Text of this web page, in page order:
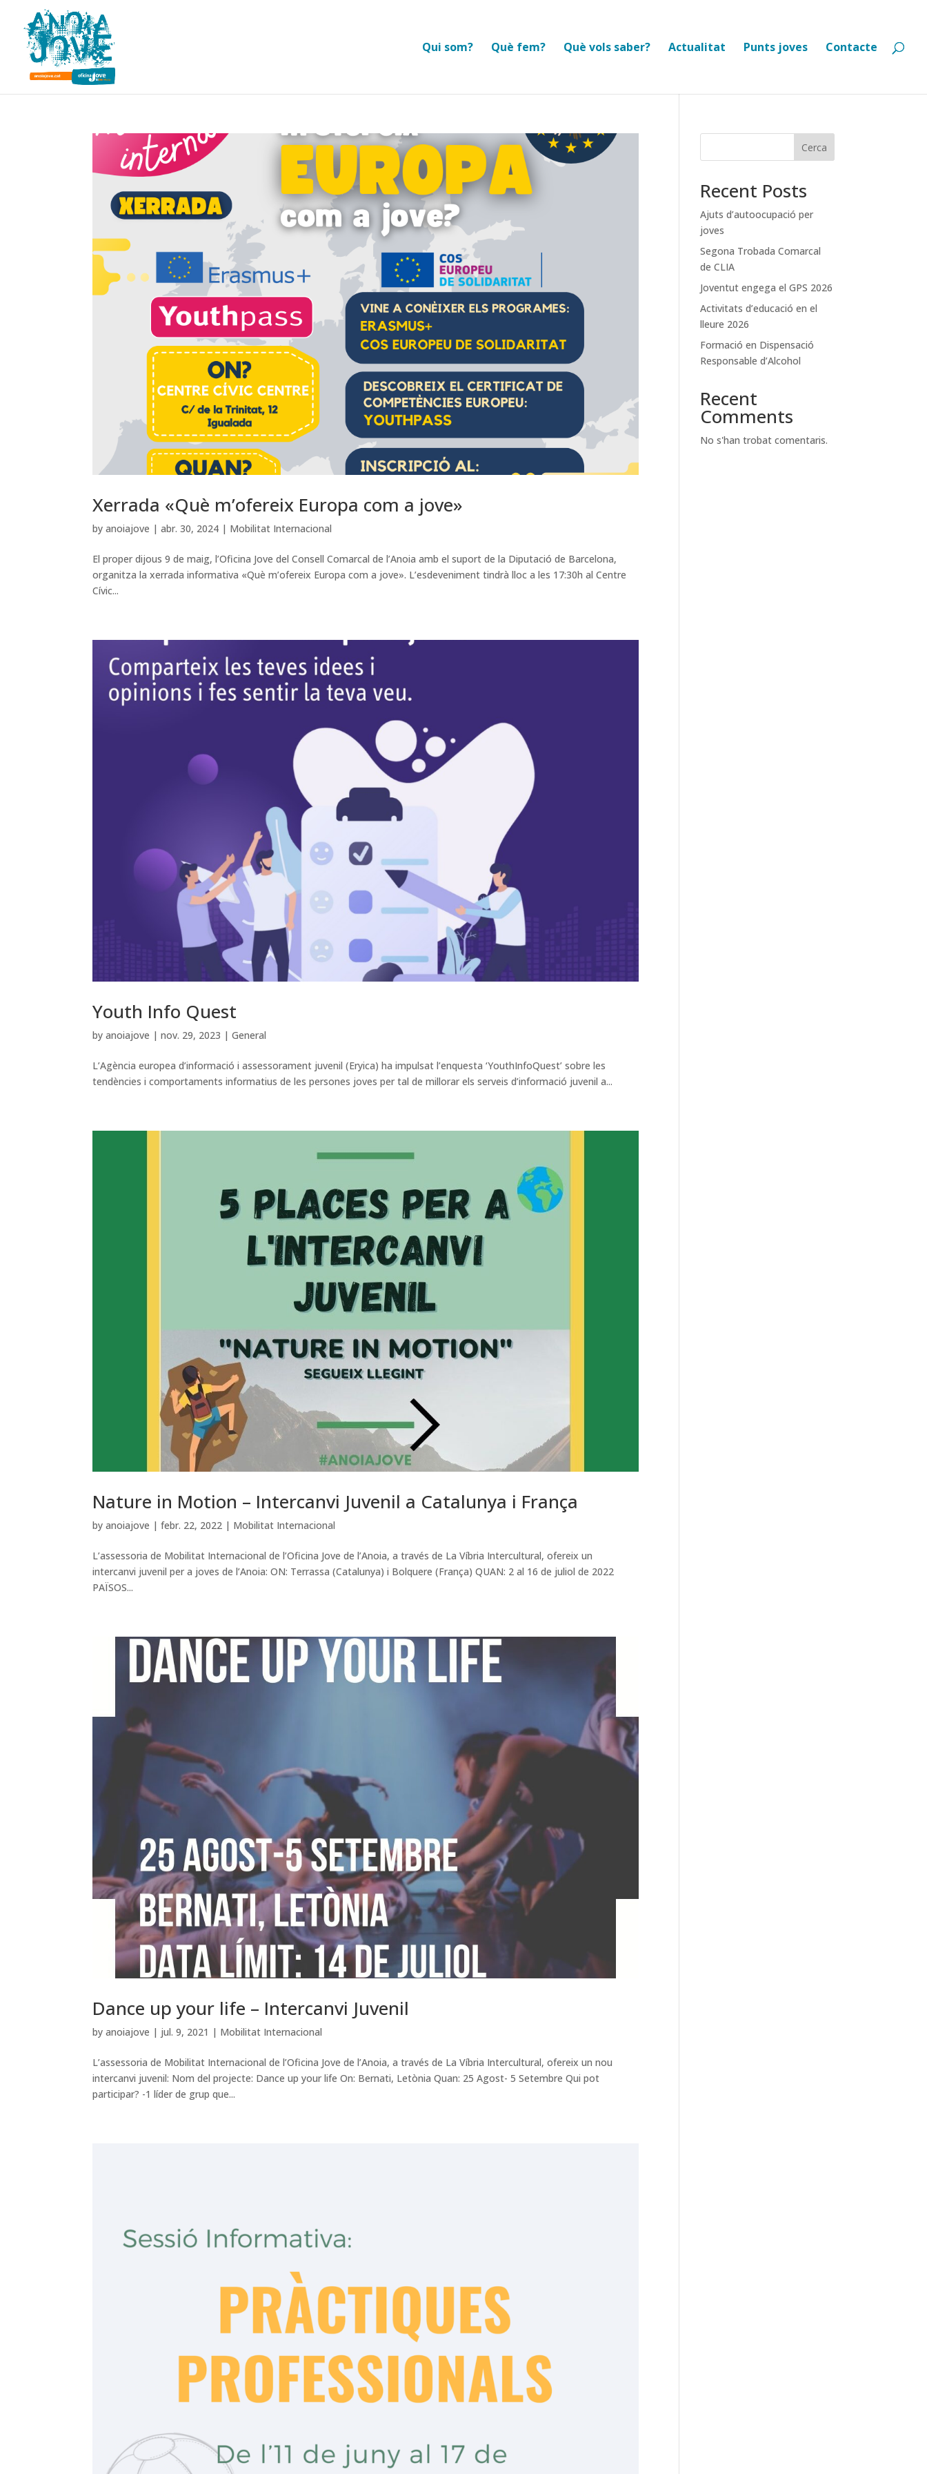
Qui som? Què fem? Què vols saber? Actualitat Punts joves Contacte
Xerrada «Què m’ofereix Europa com a jove»
byanoiajove |abr. 30, 2024 | Mobilitat Internacional
El proper dijous 9 de maig, l’Oficina Jove del Consell Comarcal de l’Anoia amb el suport de la Diputació de Barcelona,
organitza la xerrada informativa «Què m’ofereix Europa com a jove». L’esdeveniment tindrà lloc a les 17:30h al Centre
Cívic...
Youth Info Quest
byanoiajove |nov. 29, 2023 |General
L’Agència europea d’informació i assessorament juvenil (Eryica) ha impulsat l’enquesta ‘YouthInfoQuest’ sobre les
tendències i comportaments informatius de les persones joves per tal de millorar els serveis d’informació juvenil a...
Nature in Motion – Intercanvi Juvenil a Catalunya i França
byanoiajove |febr. 22, 2022 | Mobilitat Internacional
L’assessoria de Mobilitat Internacional de l’Oficina Jove de l’Anoia, a través de La Víbria Intercultural, ofereix un
intercanvi juvenil per a joves de l’Anoia: ON: Terrassa (Catalunya) i Bolquere (França) QUAN: 2 al 16 de juliol de 2022
PAÏSOS...
Dance up your life – Intercanvi Juvenil
byanoiajove | jul. 9, 2021 | Mobilitat Internacional
L’assessoria de Mobilitat Internacional de l’Oficina Jove de l’Anoia, a través de La Víbria Intercultural, ofereix un nou
intercanvi juvenil: Nom del projecte: Dance up your life On: Bernati, Letònia Quan: 25 Agost- 5 Setembre Qui pot
participar? -1 líder de grup que...
Cerca
Recent Posts
Ajuts d’autoocupació per
joves
Segona Trobada Comarcal
de CLIA
Joventut engega el GPS 2026
Activitats d’educació en el
lleure 2026
Formació en Dispensació
Responsable d’Alcohol
Recent
Comments
No s'han trobat comentaris.